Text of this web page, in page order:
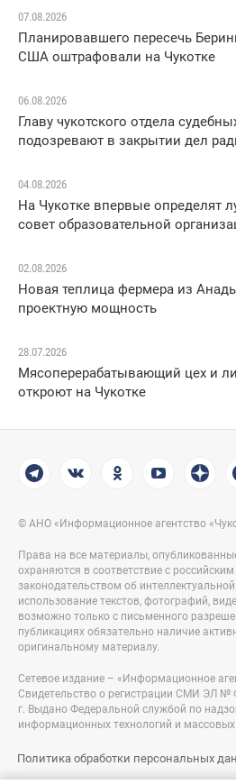
07.08.2026
Планировавшего пересечь
США оштрафовали на Чукотке
06.08.2026
Главу чукотского отдела
подозревают в закрытии дел
04.08.2026
На Чукотке впервые определят
совет образовательной
02.08.2026
Новая теплица фермера из
проектную мощность
28.07.2026
Мясоперерабатывающий цех и
откроют на Чукотке
© АНО «Информационное агентство
Права на все материалы,
охраняются в соответствие с
законодательством об
использование текстов, фотографий,
возможно только с письменного
публикациях обязательно наличие
оригинальному материалу.
Сетевое издание – «Информационное
Свидетельство о регистрации СМИ ЭЛ №
г. Выдано Федеральной службой по
информационных технологий и
Политика обработки персональных